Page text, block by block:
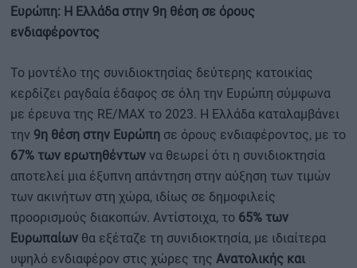
Ευρώπη: Η Ελλάδα στην 9η θέση σε όρους
ενδιαφέροντος
To μοντέλο της συνιδιοκτησίας δεύτερης κατοικίας
κερδίζει ραγδαία έδαφος σε όλη την Ευρώπη σύμφωνα
με έρευνα της RE/MAX τo 2023. Η Ελλάδα καταλαμβάνει
την 9η θέση στην Ευρώπη σε όρους ενδιαφέροντος, με το
67% των ερωτηθέντων να θεωρεί ότι η συνιδιοκτησία
αποτελεί μια έξυπνη απάντηση στην αύξηση των τιμών
των ακινήτων στη χώρα, ιδίως σε δημοφιλείς
προορισμούς διακοπών. Αντίστοιχα, το 65% των
Ευρωπαίων θα εξέταζε τη συνιδιοκτησία, με ιδιαίτερα
υψηλό ενδιαφέρον στις χώρες της Ανατολικής και